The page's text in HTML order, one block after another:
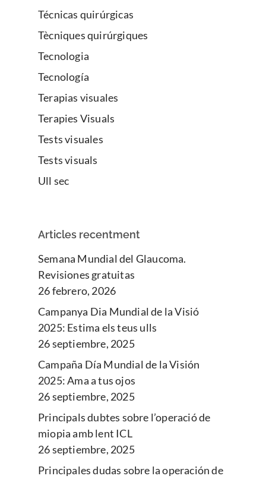
Técnicas quirúrgicas
Tècniques quirúrgiques
Tecnologia
Tecnología
Terapias visuales
Terapies Visuals
Tests visuales
Tests visuals
Ull sec
Articles recentment
Semana Mundial del Glaucoma.
Revisiones gratuitas
26 febrero, 2026
Campanya Dia Mundial de la Visió
2025: Estima els teus ulls
26 septiembre, 2025
Campaña Día Mundial de la Visión
2025: Ama a tus ojos
26 septiembre, 2025
Principals dubtes sobre l’operació de
miopia amb lent ICL
26 septiembre, 2025
Principales dudas sobre la operación de